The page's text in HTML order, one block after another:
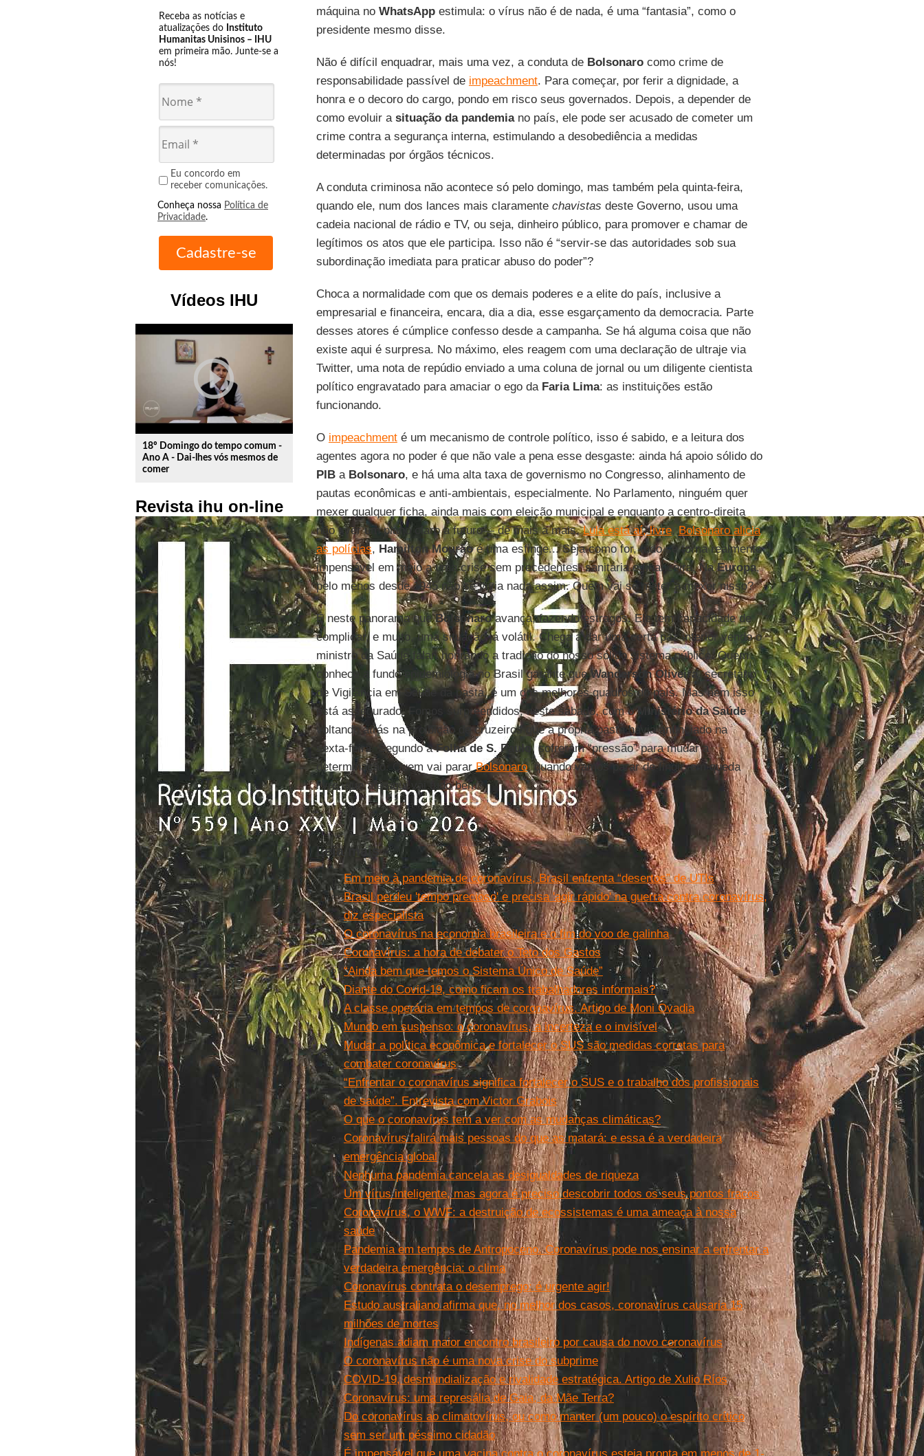
Receba as notícias e
atualizações do Instituto
Humanitas Unisinos – IHU
em primeira mão. Junte-se a
nós!
Eu concordo em
receber comunicações.
Conheça nossa Política de
Privacidade.
Vídeos IHU
play_circle_outline
18º Domingo do tempo comum -
Ano A - Dai-lhes vós mesmos de
comer
Revista ihu on-line
máquina no WhatsAppestimula: o vírus não é de nada, é uma “fantasia”, como o
presidente mesmo disse.
Não é difícil enquadrar, mais uma vez, a conduta de Bolsonarocomo crime de
responsabilidade passível de impeachment. Para começar, por ferir a dignidade, a
honra e o decoro do cargo, pondo em risco seus governados. Depois, a depender de
como evoluir a situação da pandemiano país, ele pode ser acusado de cometer um
crime contra a segurança interna, estimulando a desobediência a medidas
determinadas por órgãos técnicos.
A conduta criminosa não acontece só pelo domingo, mas também pela quinta-feira,
quando ele, num dos lances mais claramente chavistas deste Governo, usou uma
cadeia nacional de rádio e TV, ou seja, dinheiro público, para promover e chamar de
legítimos os atos que ele participa. Isso não é “servir-se das autoridades sob sua
subordinação imediata para praticar abuso do poder”?
Choca a normalidade com que os demais poderes e a elite do país, inclusive a
empresarial e financeira, encara, dia a dia, esse esgarçamento da democracia. Parte
desses atores é cúmplice confesso desde a campanha. Se há alguma coisa que não
existe aqui é surpresa. No máximo, eles reagem com uma declaração de ultraje via
Twitter, uma nota de repúdio enviado a uma coluna de jornal ou um diligente cientista
político engravatado para amaciar o ego da Faria Lima: as instituições estão
funcionando.
O impeachmenté um mecanismo de controle político, isso é sabido, e a leitura dos
agentes agora no poder é que não vale a pena esse desgaste: ainda há apoio sólido do
PIBa Bolsonaro, e há uma alta taxa de governismo no Congresso, alinhamento de
pautas econômicas e anti-ambientais, especialmente. No Parlamento, ninguém quer
mexer qualquer ficha, ainda mais com eleição municipal e enquanto a centro-direita
não tiver um plano claro a futuro― de mais a mais,Lula está aí, livre,Bolsonaro alicia
as polícias, Hamilton Mourãoé uma esfinge... Seja como for, tudo se torna realmente
impensável em meio a uma crise sem precedentes, sanitária e financeira. NaEuropa,
pelo menos desde 1945 não se vivia nada assim. Quem vai se meter a mexer nisso?
É neste panorama queBolsonaroavança, fazendo estragos. Ele tem capacidade de
complicar, e muito, uma situação já volátil. Chega a dar uma certa paz interior vendo o
ministro da Saúde falar, honrando a tradição do nosso sólido sistema público. Quem
conhece a fundo epidemiologia no Brasil garante queWanderson Oliveira, secretário
de Vigilância em Saúde da pasta, é um dos melhores quadros do país. Mas nem isso
está assegurado. Fomos surpreendidos, neste sábado, com oMinistério da Saúde
voltando atrás na proibição de cruzeiros que a própria pasta havia anunciado na
sexta-feira. Segundo aFolha de S. Paulo, sofreram “pressão” para mudar a
determinação. Quem vai pararBolsonaro, quando vamos parar de fingir, em queda
livre, que até aqui vai tudo bem?
Leia mais
Em meio à pandemia de coronavírus, Brasil enfrenta “desertos” de UTIs
Brasil perdeu 'tempo precioso' e precisa 'agir rápido' na guerra contra coronavírus,
diz especialista
O coronavírus na economia brasileira e o fim do voo de galinha
Coronavírus: a hora de debater o Teto dos Gastos
“Ainda bem que temos o Sistema Único de Saúde”
Diante do Covid-19, como ficam os trabalhadores informais?
A classe operária em tempos de coronavírus. Artigo de Moni Ovadia
Mundo em suspenso: o coronavírus, a incerteza e o invisível
Mudar a política econômica e fortalecer o SUS são medidas corretas para
combater coronavírus
“Enfrentar o coronavírus significa fortalecer o SUS e o trabalho dos profissionais
de saúde”. Entrevista com Victor Grabois
O que o coronavírus tem a ver com as mudanças climáticas?
Coronavírus falirá mais pessoas do que as matará: e essa é a verdadeira
emergência global
Nenhuma pandemia cancela as desigualdades de riqueza
Um vírus inteligente, mas agora é preciso descobrir todos os seus pontos fracos
Coronavírus, o WWF: a destruição de ecossistemas é uma ameaça à nossa
saúde
Pandemia em tempos de Antropoceno. Coronavírus pode nos ensinar a enfrentar a
verdadeira emergência: o clima
Coronavírus contrata o desemprego: é urgente agir!
Estudo australiano afirma que, no melhor dos casos, coronavírus causaria 15
milhões de mortes
Indígenas adiam maior encontro brasileiro por causa do novo coronavírus
O coronavírus não é uma nova crise do subprime
COVID-19, desmundialização e rivalidade estratégica. Artigo de Xulio Ríos
Coronavírus: uma represália de Gaia, da Mãe Terra?
Do coronavírus ao climatovírus, ou como manter (um pouco) o espírito crítico
sem ser um péssimo cidadão